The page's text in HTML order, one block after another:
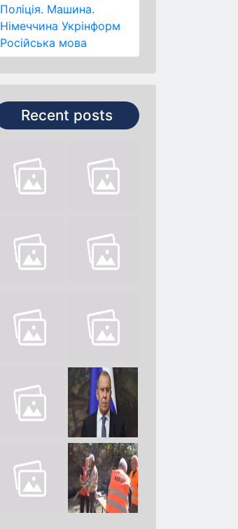
Поліція. Машина.
Німеччина Укрінформ
Російська мова
Recent posts